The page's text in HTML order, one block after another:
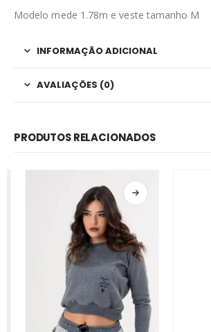
Modelo mede 1.78m e veste tamanho M
INFORMAÇÃO ADICIONAL
AVALIAÇÕES (0)
PRODUTOS RELACIONADOS